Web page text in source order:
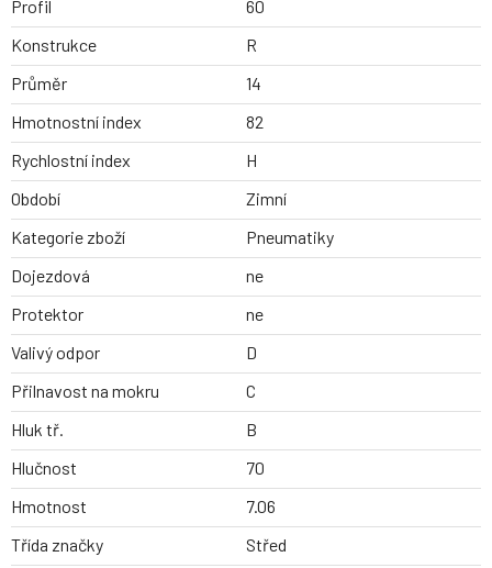
Profil
60
Konstrukce
R
Průměr
14
Hmotnostní index
82
Rychlostní index
H
Období
Zimní
Kategorie zboží
Pneumatiky
Dojezdová
ne
Protektor
ne
Valivý odpor
D
Přilnavost na mokru
C
Hluk tř.
B
Hlučnost
70
Hmotnost
7.06
Třída značky
Střed